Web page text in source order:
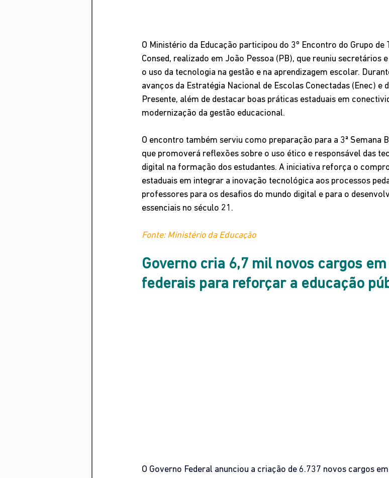
O Ministério da Educação participou do 3º Encontro do Grupo de
Consed, realizado em João Pessoa (PB), que reuniu secretários
o uso da tecnologia na gestão e na aprendizagem escolar.
avanços da Estratégia Nacional de Escolas Conectadas (Enec) e
Presente, além de destacar boas práticas estaduais em
modernização da gestão educacional.
O encontro também serviu como preparação para a 3ª Semana
que promoverá reflexões sobre o uso ético e responsável das
digital na formação dos estudantes. A iniciativa reforça o
estaduais em integrar a inovação tecnológica aos processos
professores para os desafios do mundo digital e para o
essenciais no século 21.
Fonte: Ministério da Educação
Governo cria 6,7 mil novos cargos
federais para reforçar a educação
O Governo Federal anunciou a criação de 6.737 novos cargos